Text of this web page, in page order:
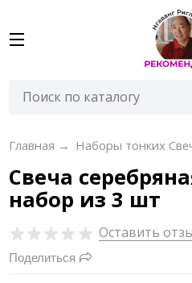
Главная → Наборы тонких
Свеча
набор из 3 шт
Оставить
Поделиться